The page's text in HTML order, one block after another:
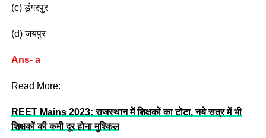
(c) डूंगरपुर
(d) जयपुर
Ans- a
Read More:
REET Mains 2023: राजस्थान में शिक्षकों का टोटा, नये सत्र में भी
शिक्षकों की कमी दूर होना मुश्किल